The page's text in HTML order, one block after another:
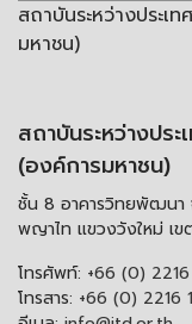
สถาบันระหว่างประเ
มหาชน)
สถาบันระหว่างปร
(องค์การมหาชน)
ชั้น 8 อาคารวิทยพัฒนา
พญาไท แขวงวังใหม่ เ
โทรศัพท์: +66 (0)
โทรสาร: +66 (0) 2216